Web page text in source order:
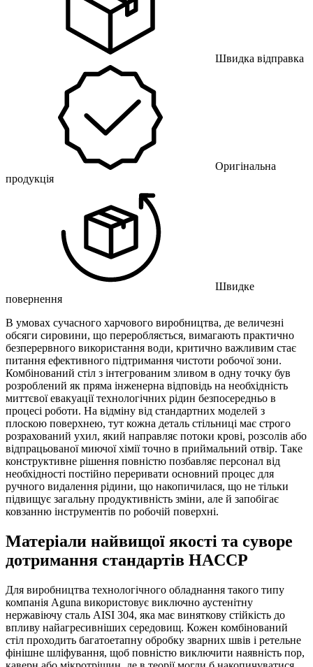
Швидка відправка
Оригінальна
продукція
Швидке
повернення
В умовах сучасного харчового виробництва, де величезні
обсяги сировини, що переробляється, вимагають практично
безперервного використання води, критично важливим стає
питання ефективного підтримання чистоти робочої зони.
Комбінований стіл з інтегрованим зливом в одну точку був
розроблений як пряма інженерна відповідь на необхідність
миттєвої евакуації технологічних рідин безпосередньо в
процесі роботи. На відміну від стандартних моделей з
плоскою поверхнею, тут кожна деталь стільниці має строго
розрахований ухил, який направляє потоки крові, розсолів або
відпрацьованої миючої хімії точно в приймальний отвір. Таке
конструктивне рішення повністю позбавляє персонал від
необхідності постійно переривати основний процес для
ручного видалення рідини, що накопичилася, що не тільки
підвищує загальну продуктивність зміни, але й запобігає
ковзанню інструментів по робочій поверхні.
Матеріали найвищої якості та суворе
дотримання стандартів HACCP
Для виробництва технологічного обладнання такого типу
компанія Aguna використовує виключно аустенітну
нержавіючу сталь AISI 304, яка має виняткову стійкість до
впливу найагресивніших середовищ. Кожен комбінований
стіл проходить багатоетапну обробку зварних швів і ретельне
фінішне шліфування, щоб повністю виключити наявність пор,